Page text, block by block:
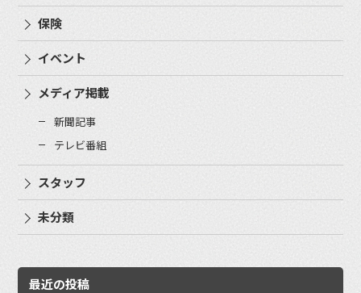
保険
イベント
メディア掲載
新聞記事
テレビ番組
スタッフ
未分類
最近の投稿